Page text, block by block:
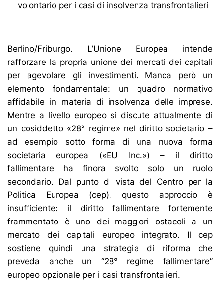
volontario per i casi di insolvenza transfrontalieri
Berlino/Friburgo. L’Unione Europea intende
rafforzare la propria unione dei mercati dei capitali
per agevolare gli investimenti. Manca però un
elemento fondamentale: un quadro normativo
affidabile in materia di insolvenza delle imprese.
Mentre a livello europeo si discute attualmente di
un cosiddetto «28° regime» nel diritto societario –
ad esempio sotto forma di una nuova forma
societaria europea («EU Inc.») – il diritto
fallimentare ha finora svolto solo un ruolo
secondario. Dal punto di vista del Centro per la
Politica Europea (cep), questo approccio è
insufficiente: il diritto fallimentare fortemente
frammentato è uno dei maggiori ostacoli a un
mercato dei capitali europeo integrato. Il cep
sostiene quindi una strategia di riforma che
preveda anche un “28° regime fallimentare”
europeo opzionale per i casi transfrontalieri.